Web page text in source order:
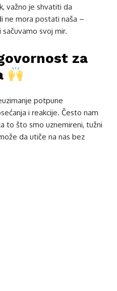
važno je shvatiti da
ne mora postati naša –
svoj mir.
za
potpune
i reakcije. Često nam
to što smo uznemireni, tužni
da utiče na nas bez